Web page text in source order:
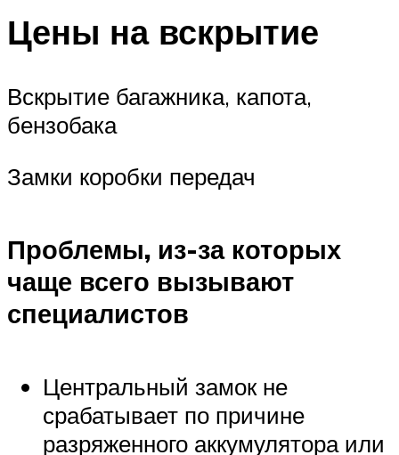
Цены на вскрытие
Вскрытие багажника, капота,
бензобака
Замки коробки передач
Проблемы, из-за которых
чаще всего вызывают
специалистов
Центральный замок не
срабатывает по причине
разряженного аккумулятора или